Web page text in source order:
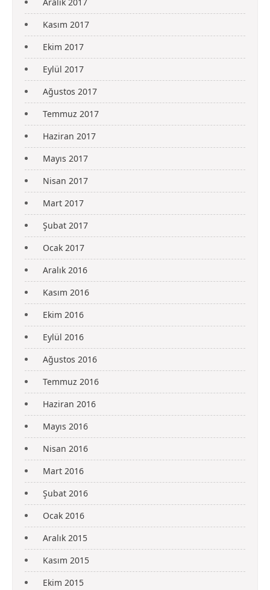
Kasım 2017
Ekim 2017
Eylül 2017
Ağustos 2017
Temmuz 2017
Haziran 2017
Mayıs 2017
Nisan 2017
Mart 2017
Şubat 2017
Ocak 2017
Aralık 2016
Kasım 2016
Ekim 2016
Eylül 2016
Ağustos 2016
Temmuz 2016
Haziran 2016
Mayıs 2016
Nisan 2016
Mart 2016
Şubat 2016
Ocak 2016
Aralık 2015
Kasım 2015
Ekim 2015